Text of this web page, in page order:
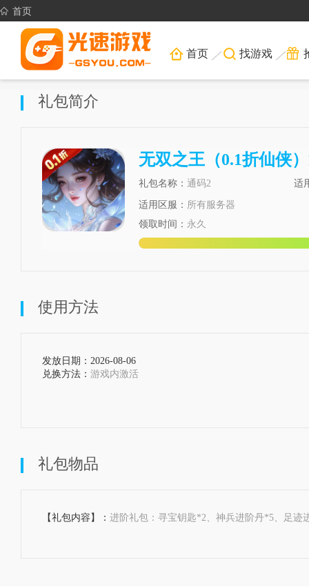
首页
首页 找游戏
礼包简介
无双之王（0.1折仙侠
礼包名称： 通码2 适
适用区服： 所有服务器
领取时间： 永久
使用方法
发放日期：2026-08-06
兑换方法： 游戏内激活
礼包物品
【礼包内容】： 进阶礼包：寻宝钥匙*2、神兵进阶丹*5、足迹